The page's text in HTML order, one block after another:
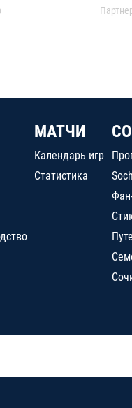
МАТЧИ
Календарь игр
Статистика